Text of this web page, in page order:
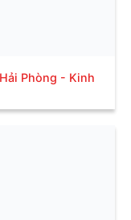
Phòng - Kinh